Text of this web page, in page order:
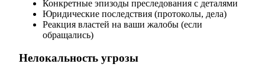
Конкретные эпизоды преследования с деталями
Юридические последствия (протоколы, дела)
Реакция властей на ваши жалобы (если
обращались)
Нелокальность угрозы